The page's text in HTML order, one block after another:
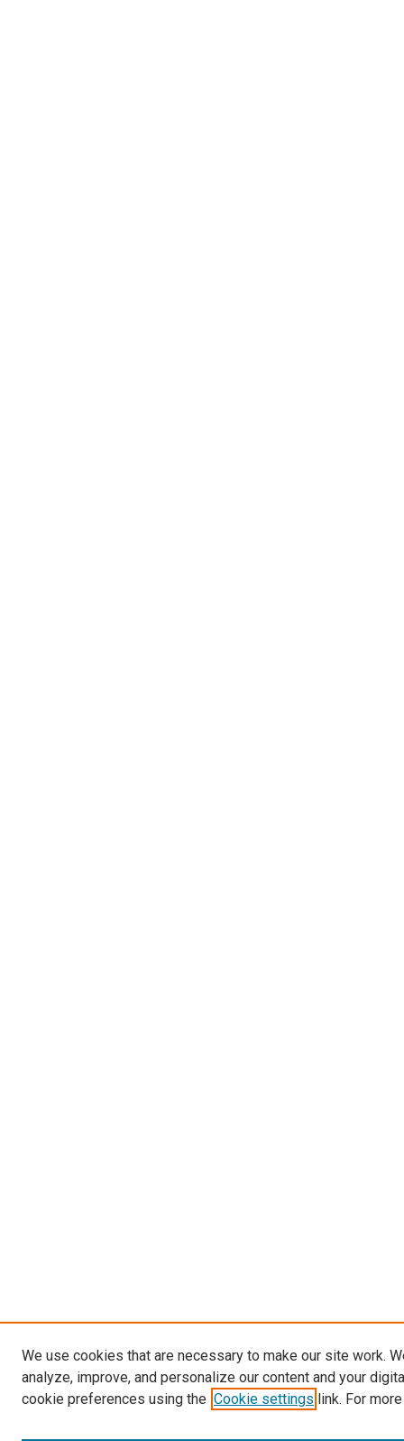
We use cookies that are necessary to make our site work.
analyze, improve, and personalize our content and your
cookie preferences using the Cookie settings link. For